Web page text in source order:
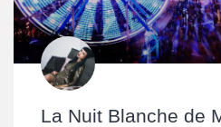
La Nuit Blanche de